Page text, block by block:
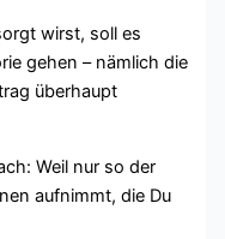
wirst, soll es
gehen – nämlich die
überhaupt
Weil nur so der
aufnimmt, die Du